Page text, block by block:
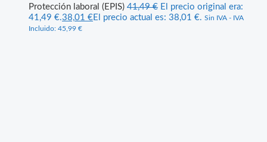
Protección laboral (EPIS) 41,49€ El precio original era:
41,49 €.38,01 €El precio actual es: 38,01 €. Sin IVA - IVA
Incluido: 45,99 €